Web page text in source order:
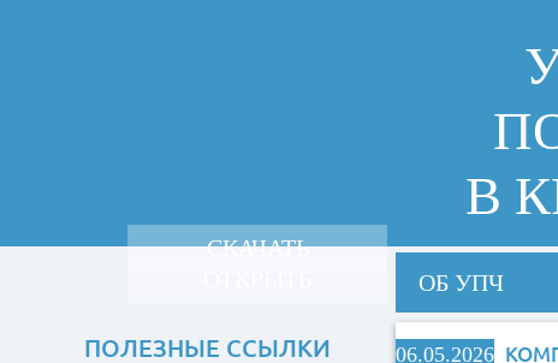
В
ОБ УПЧ
06.05.2026
СКАЧАТЬ
ПОЛЕЗНЫЕ ССЫЛКИ